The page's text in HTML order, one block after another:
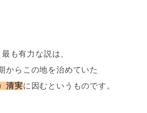
最も有力な説は、
からこの地を治めていた
清実に因むというものです。